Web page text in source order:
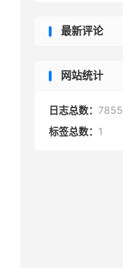
最新评论
网站统计
日志总数： 7855
标签总数： 1